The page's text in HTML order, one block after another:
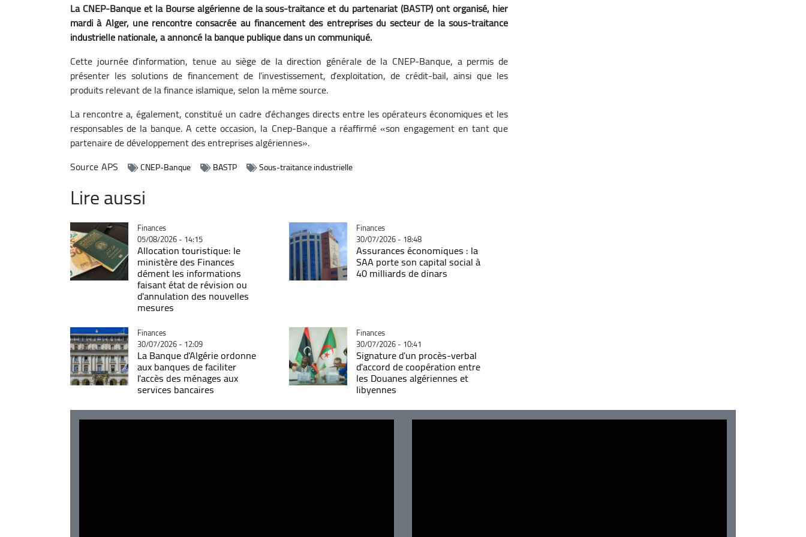
La CNEP-Banque et la Bourse algérienne de la sous-traitance et du partenariat (BASTP) ont organisé, hier
mardi à Alger, une rencontre consacrée au financement des entreprises du secteur de la sous-traitance
industrielle nationale, a annoncé la banque publique dans un communiqué.
Cette journée d’information, tenue au siège de la direction générale de la CNEP-Banque, a permis de
présenter les solutions de financement de l’investissement, d’exploitation, de crédit-bail, ainsi que les
produits relevant de la finance islamique, selon la même source.
La rencontre a, également, constitué un cadre d’échanges directs entre les opérateurs économiques et les
responsables de la banque. A cette occasion, la Cnep-Banque a réaffirmé «son engagement en tant que
partenaire de développement des entreprises algériennes».
SourceAPS CNEP-Banque BASTP Sous-traitance industrielle
Lire aussi
Catégorie
Finances
05/08/2026 - 14:15
Allocation touristique: le
ministère des Finances
dément les informations
faisant état de révision ou
d'annulation des nouvelles
mesures
Catégorie
Finances
30/07/2026 - 18:48
Assurances économiques : la
SAA porte son capital social à
40 milliards de dinars
Catégorie
Finances
30/07/2026 - 12:09
La Banque d'Algérie ordonne
aux banques de faciliter
l'accès des ménages aux
services bancaires
Catégorie
Finances
30/07/2026 - 10:41
Signature d'un procès-verbal
d'accord de coopération entre
les Douanes algériennes et
libyennes